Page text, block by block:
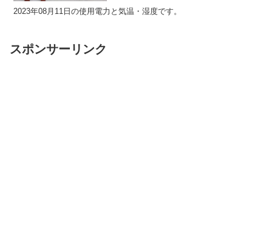
2023年08月11日の使用電力と気温・湿度です。
スポンサーリンク